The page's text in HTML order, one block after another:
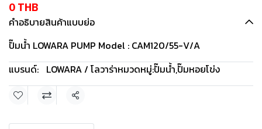
0 THB
คำอธิบายสินค้าแบบย่อ
ปั๊มน้ำ LOWARA PUMP Model : CAM120/55-V/A
แบรนด์: LOWARA / โลวาร่าหมวดหมู่:ปั๊มน้ำ,ปั๊มหอยโข่ง
แชร์